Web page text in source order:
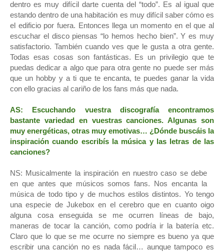
dentro es muy difícil darte cuenta del “todo”. Es al igual que
estando dentro de una habitación es muy difícil saber cómo es
el edificio por fuera. Entonces llega un momento en el que al
escuchar el disco piensas “lo hemos hecho bien”. Y es muy
satisfactorio. También cuando ves que le gusta a otra gente.
Todas esas cosas son fantásticas. Es un privilegio que te
puedas dedicar a algo que para otra gente no puede ser más
que un hobby y a ti que te encanta, te puedes ganar la vida
con ello gracias al cariño de los fans más que nada.
AS: Escuchando vuestra discografía encontramos
bastante variedad en vuestras canciones. Algunas son
muy energéticas, otras muy emotivas… ¿Dónde buscáis la
inspiración cuando escribís la música y las letras de las
canciones?
NS: Musicalmente la inspiración en nuestro caso se debe
en que antes que músicos somos fans. Nos encanta la
música de todo tipo y de muchos estilos distintos. Yo tengo
una especie de Jukebox en el cerebro que en cuanto oigo
alguna cosa enseguida se me ocurren líneas de bajo,
maneras de tocar la canción, como podría ir la batería etc.
Claro que lo que se me ocurre no siempre es bueno ya que
escribir una canción no es nada fácil… aunque tampoco es